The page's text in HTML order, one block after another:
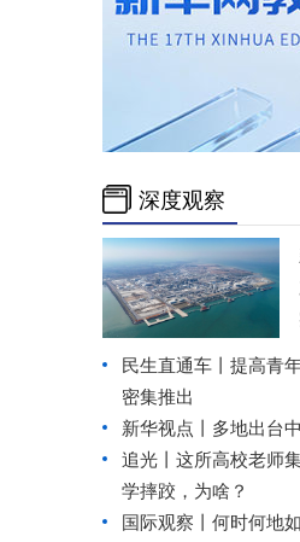
深度观察
民生直通车丨 提高青
密集推出
新华视点丨 多地出台
追光丨 这所高校老师
学摔跤，为啥？
国际观察丨 何时何地